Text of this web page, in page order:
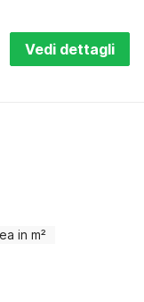
Vedi dettagli
in m²